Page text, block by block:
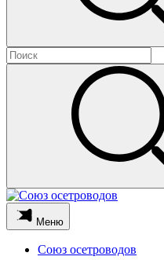
Меню
Союз осетроводов